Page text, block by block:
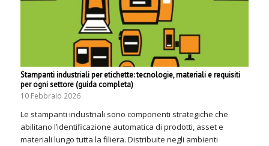
Stampanti industriali per etichette: tecnologie, materiali e requisiti
per ogni settore (guida completa)
10 Febbraio 2026
Le stampanti industriali sono componenti strategiche che
abilitano l’identificazione automatica di prodotti, asset e
materiali lungo tutta la filiera. Distribuite negli ambienti